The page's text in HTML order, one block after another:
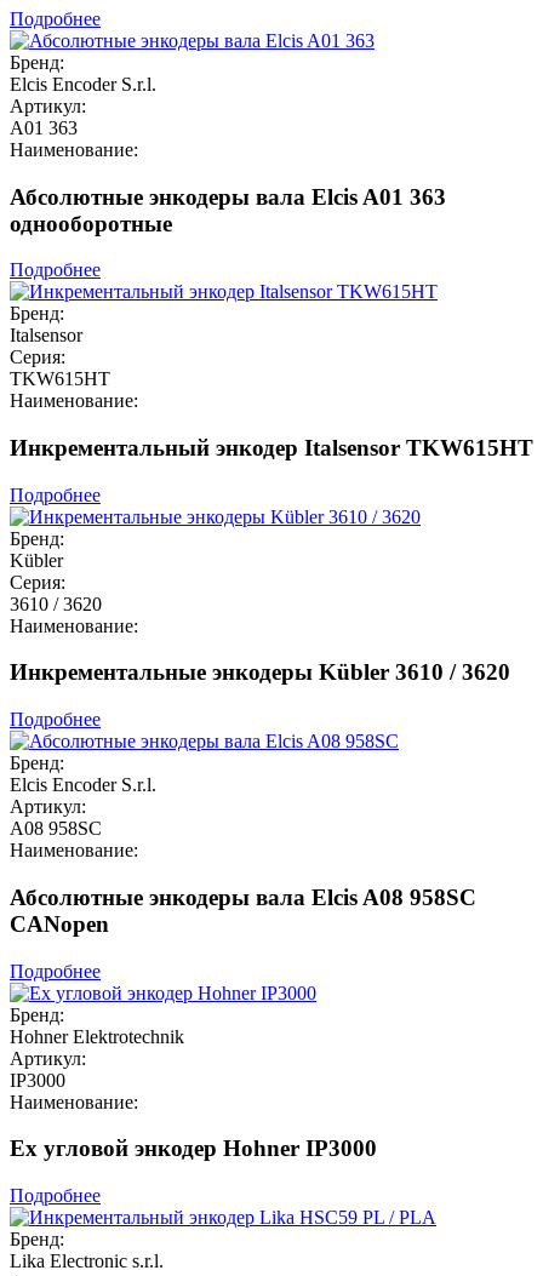
Подробнее
Бренд:
Elcis Encoder S.r.l.
Артикул:
A01 363
Наименование:
Абсолютные энкодеры вала Elcis A01 363
однооборотные
Подробнее
Бренд:
Italsensor
Серия:
TKW615HT
Наименование:
Инкрементальный энкодер Italsensor TKW615HT
Подробнее
Бренд:
Kübler
Серия:
3610 / 3620
Наименование:
Инкрементальные энкодеры Kübler 3610 / 3620
Подробнее
Бренд:
Elcis Encoder S.r.l.
Артикул:
A08 958SC
Наименование:
Абсолютные энкодеры вала Elcis A08 958SC
CANopen
Подробнее
Бренд:
Hohner Elektrotechnik
Артикул:
IP3000
Наименование:
Ex угловой энкодер Hohner IP3000
Подробнее
Бренд:
Lika Electronic s.r.l.